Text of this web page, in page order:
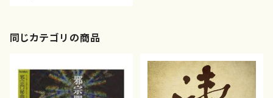
同じカテゴリの商品